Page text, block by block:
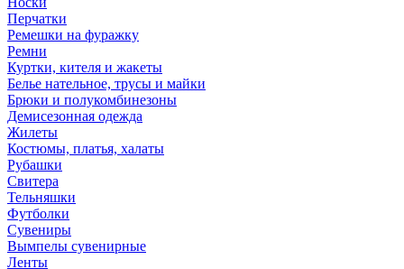
Перчатки
Ремешки на фуражку
Ремни
Куртки, кителя и жакеты
Белье нательное, трусы и майки
Брюки и полукомбинезоны
Демисезонная одежда
Жилеты
Костюмы, платья, халаты
Рубашки
Свитера
Тельняшки
Футболки
Сувениры
Вымпелы сувенирные
Ленты